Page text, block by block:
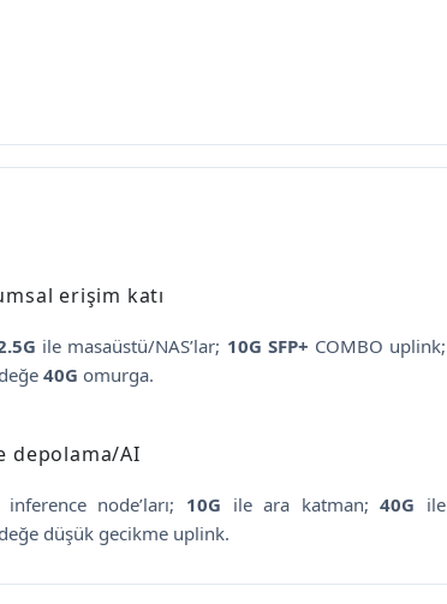
erişim katı
ile masaüstü/NAS’lar; 10G SFP+ COMBO uplink;
40G omurga.
depolama/AI
node’ları; 10G ile ara katman;40G ile
düşük gecikme uplink.